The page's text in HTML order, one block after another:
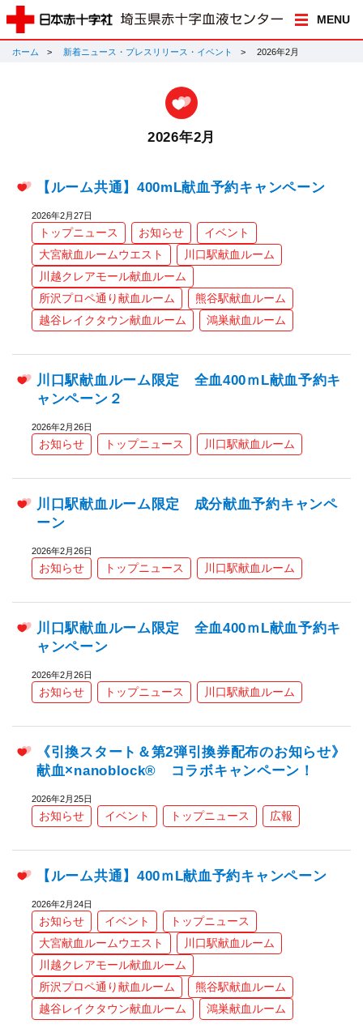
MENU
ホーム 新着ニュース・プレスリリース・イベント 2026年2月
2026年2月
【ルーム共通】400mL献血予約キャンペーン
2026年2月27日
トップニュース お知らせ
イベント
大宮献血ルームウエスト
川口駅献血ルーム
川越クレアモール献血ルーム
所沢プロペ通り献血ルーム
熊谷駅献血ルーム
越谷レイクタウン献血ルーム
鴻巣献血ルーム
川口駅献血ルーム限定 全血400ｍL献血予約キ
ャンペーン２
2026年2月26日
お知らせ トップニュース 川口駅献血ルーム
川口駅献血ルーム限定 成分献血予約キャンペ
ーン
2026年2月26日
お知らせ トップニュース 川口駅献血ルーム
川口駅献血ルーム限定 全血400ｍL献血予約キ
ャンペーン
2026年2月26日
お知らせ トップニュース 川口駅献血ルーム
《引換スタート＆第2弾引換券配布のお知らせ》
献血×nanoblock® コラボキャンペーン！
2026年2月25日
お知らせ イベント トップニュース 広報
【ルーム共通】400ｍL献血予約キャンペーン
2026年2月24日
お知らせ イベント
トップニュース
大宮献血ルームウエスト
川口駅献血ルーム
川越クレアモール献血ルーム
所沢プロペ通り献血ルーム
熊谷駅献血ルーム
越谷レイクタウン献血ルーム
鴻巣献血ルーム